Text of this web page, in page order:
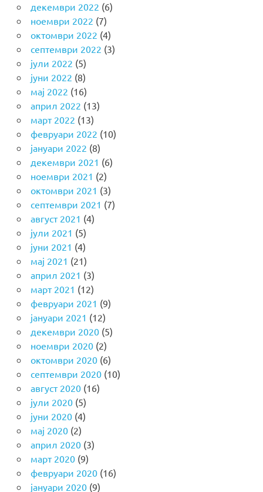
декември 2022 (6)
ноември 2022 (7)
октомври 2022 (4)
септември 2022 (3)
јули 2022 (5)
јуни 2022 (8)
мај 2022 (16)
април 2022 (13)
март 2022 (13)
февруари 2022 (10)
јануари 2022 (8)
декември 2021 (6)
ноември 2021 (2)
октомври 2021 (3)
септември 2021 (7)
август 2021 (4)
јули 2021 (5)
јуни 2021 (4)
мај 2021 (21)
април 2021 (3)
март 2021 (12)
февруари 2021 (9)
јануари 2021 (12)
декември 2020(5)
ноември 2020(2)
октомври 2020(6)
септември 2020(10)
август 2020(16)
јули 2020(5)
јуни 2020(4)
мај 2020(2)
април 2020(3)
март 2020(9)
февруари 2020(16)
јануари 2020(9)